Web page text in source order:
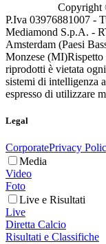
Copyright
P.Iva 03976881007 -
Mediamond S.p.A. -
Amsterdam (Paesi
Monzese (MI)Rispetto
riprodotti è vietata
sistemi di intelligenza
espresso di utilizzare
Legal
CorporatePrivacy
Media
Video
Foto
Live e Risultati
Live
Diretta Calcio
Risultati e Classifiche